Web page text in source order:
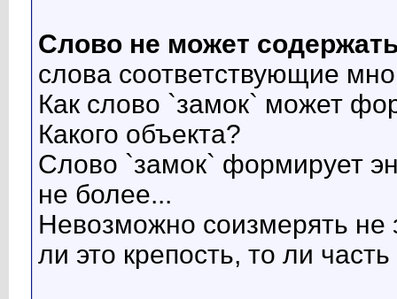
Слово не может
слова соответствующие
Как слово `замок` может
Какого объекта?
Слово `замок` формирует
не более...
Невозможно соизмерять не
ли это крепость, то ли